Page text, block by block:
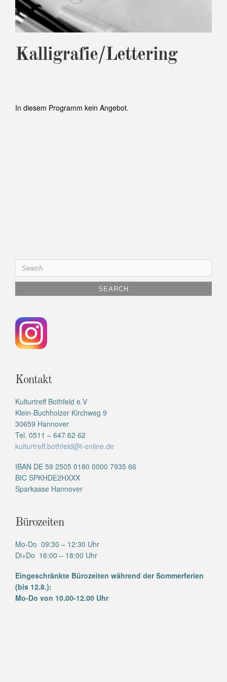
Kalligrafie/Lettering
In diesem Programm kein Angebot.
Search
for:
Kontakt
Kulturtreff Bothfeld e.V
Klein-Buchholzer Kirchweg 9
30659 Hannover
Tel. 0511 – 647 62 62
kulturtreff.bothfeld@t-online.de
IBAN DE 59 2505 0180 0000 7935 66
BIC SPKHDE2HXXX
Sparkasse Hannover
Bürozeiten
Mo-Do 09:30 – 12:30 Uhr
Di+Do 16:00 – 18:00 Uhr
Eingeschränkte Bürozeiten während der Sommerferien
(bis 12.8.):
Mo-Do von 10.00-12.00 Uhr